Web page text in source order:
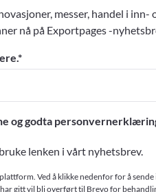
messer, handel i inn-
nå på Exportpages -
og godta
lenken i vårt nyhetsbrev.
Ved å klikke nedenfor for å sende
gitt vil bli overført til Brevo for